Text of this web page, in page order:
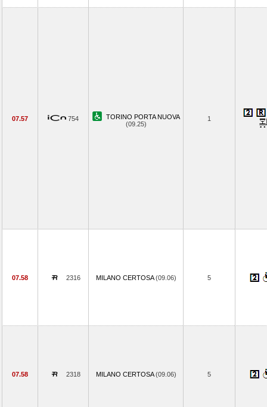
07.57 754
TORINO PORTA NUOVA
(09.25)
1
07.58 2316 MILANO CERTOSA(09.06) 5
07.58 2318 MILANO CERTOSA(09.06) 5